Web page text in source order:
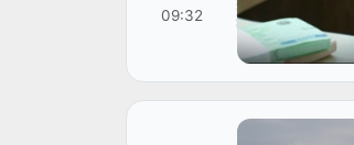
09:32